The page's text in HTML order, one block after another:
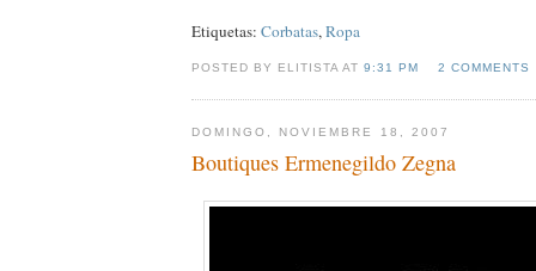
Etiquetas: Corbatas,Ropa
POSTED BY ELITISTA AT9:31 PM 2 COMMENTS
DOMINGO, NOVIEMBRE 18, 2007
Boutiques Ermenegildo Zegna